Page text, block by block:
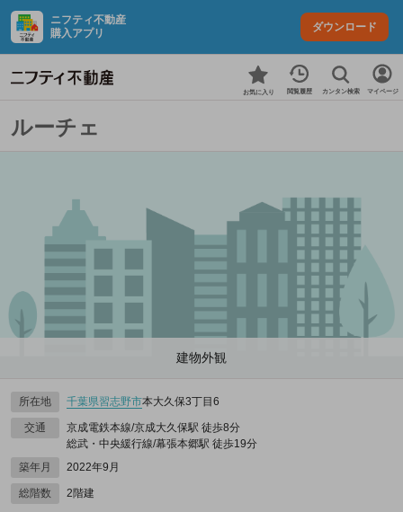
ニフティ不動産
購入アプリ
ダウンロード
お気に入り 閲覧履歴 カンタン検索 マイページ
ルーチェ
建物外観
所在地 千葉県習志野市本大久保3丁目6
交通
京成電鉄本線/京成大久保駅 徒歩8分
総武・中央緩行線/幕張本郷駅 徒歩19分
築年月
2022年9月
総階数 2階建